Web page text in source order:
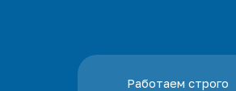
Работаем строго